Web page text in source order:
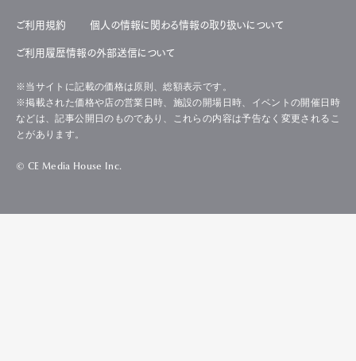
ご利用規約 個人の情報に関わる情報の取り扱いについて
ご利用履歴情報の外部送信について
※当サイトに記載の価格は原則、総額表示です。
※掲載された価格や店の営業日時、施設の開場日時、イベントの開催日時
などは、記事公開日のものであり、これらの内容は予告なく変更されるこ
とがあります。
© CE Media House Inc.